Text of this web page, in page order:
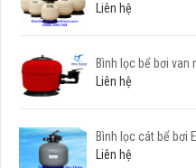
Liên hệ
Bình lọc bể bơi van
Liên hệ
Bình lọc cát bể bơi
Liên hệ